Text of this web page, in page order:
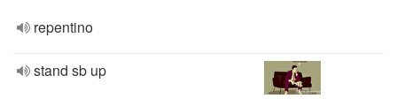
repentino
stand sb up